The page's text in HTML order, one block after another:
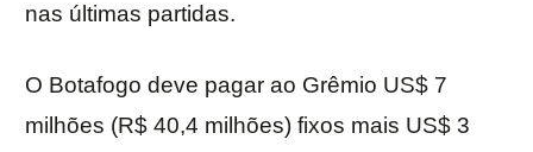
nas últimas partidas.
O Botafogo deve pagar ao Grêmio US$ 7
milhões (R$ 40,4 milhões) fixos mais US$ 3